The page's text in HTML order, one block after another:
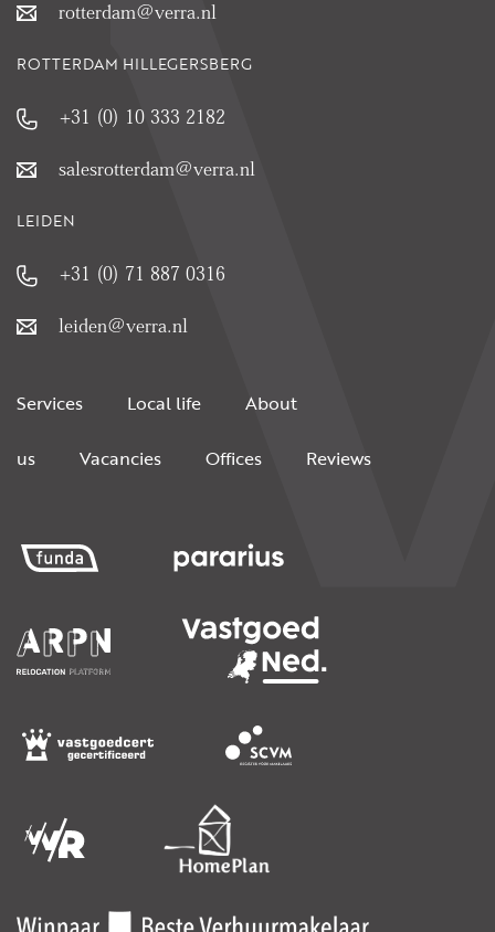
rotterdam@verra.nl
ROTTERDAM HILLEGERSBERG
+31 (0) 10 333 2182
salesrotterdam@verra.nl
LEIDEN
+31 (0) 71 887 0316
leiden@verra.nl
Services Local life About
us Vacancies Offices Reviews